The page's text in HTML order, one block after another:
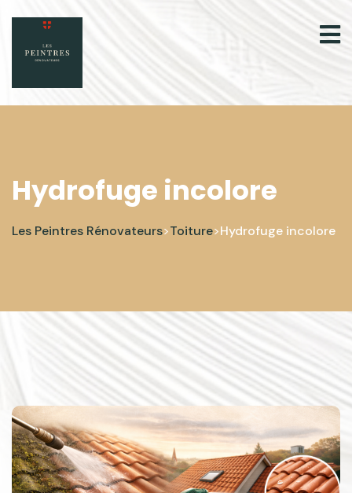
Hydrofuge incolore
Les Peintres Rénovateurs>Toiture>Hydrofuge incolore